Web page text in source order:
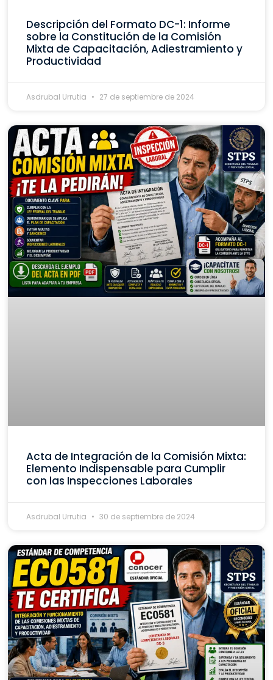
Descripción del Formato DC-1: Informe
sobre la Constitución de la Comisión
Mixta de Capacitación, Adiestramiento y
Productividad
Asdrubal Urrutia 27 de septiembre de 2024
Acta de Integración de la Comisión Mixta:
Elemento Indispensable para Cumplir
con las Inspecciones Laborales
Asdrubal Urrutia 30 de septiembre de 2024